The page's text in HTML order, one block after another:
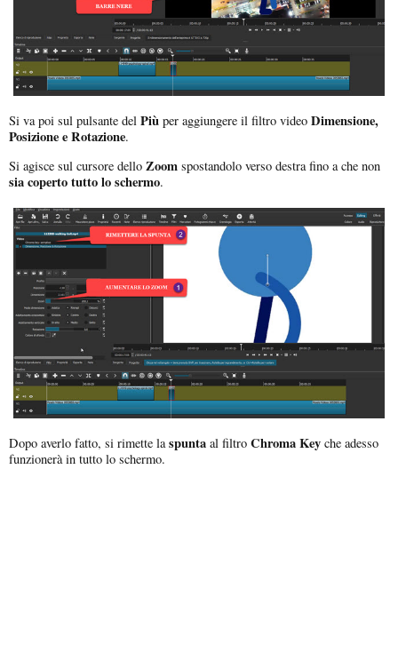
Si va poi sul pulsante del Più per aggiungere il filtro video Dimensione,
Posizione e Rotazione.
Si agisce sul cursore dello Zoom spostandolo verso destra fino a che non
sia coperto tutto lo schermo.
Dopo averlo fatto, si rimette laspunta al filtro Chroma Key che adesso
funzionerà in tutto lo schermo.